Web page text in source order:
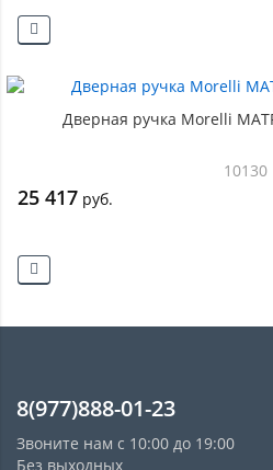
Дверная ручка Morelli
10130
25 417 руб.
8(977)888-01-23
Звоните нам с 10:00 до 19:00
Без выходных